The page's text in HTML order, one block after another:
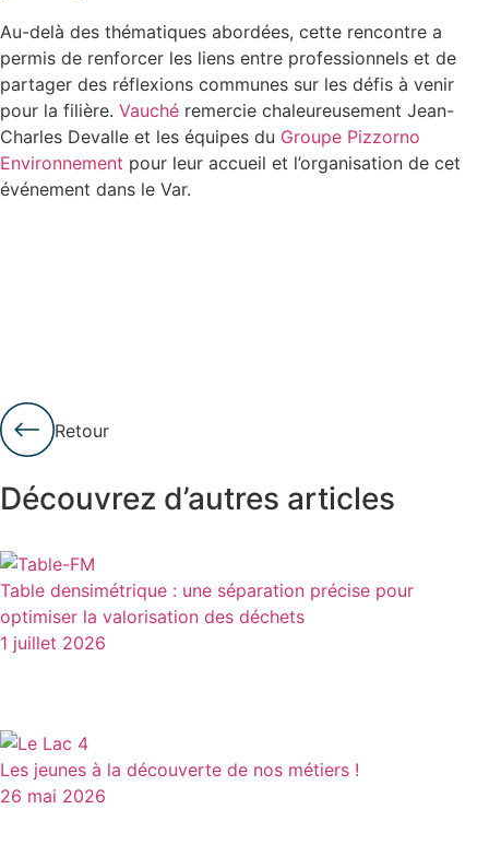
Au-delà des thématiques abordées, cette rencontre a
permis de renforcer les liens entre professionnels et de
partager des réflexions communes sur les défis à venir
pour la filière. Vauché remercie chaleureusement Jean-
Charles Devalle et les équipes du Groupe Pizzorno
Environnement pour leur accueil et l’organisation de cet
événement dans le Var.
Retour
Découvrez d’autres articles
Table densimétrique : une séparation précise pour
optimiser la valorisation des déchets
1 juillet 2026
Les jeunes à la découverte de nos métiers !
26 mai 2026